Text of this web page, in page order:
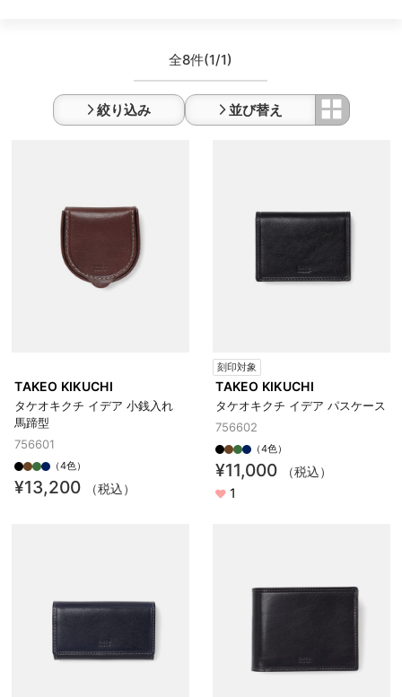
全8件(1/1)
絞り込み 並び替え
TAKEO KIKUCHI
タケオキクチ イデア 小銭入れ
馬蹄型
756601
（4色）
¥13,200 （税込）
刻印対象
TAKEO KIKUCHI
タケオキクチ イデア パスケース
756602
（4色）
¥11,000
（税込）
1